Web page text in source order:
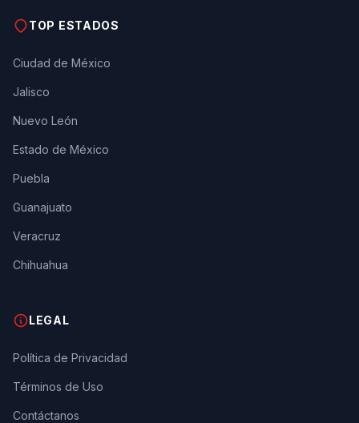
TOP ESTADOS
Ciudad de México
Jalisco
Nuevo León
Estado de México
Puebla
Guanajuato
Veracruz
Chihuahua
LEGAL
Política de Privacidad
Términos de Uso
Contáctanos